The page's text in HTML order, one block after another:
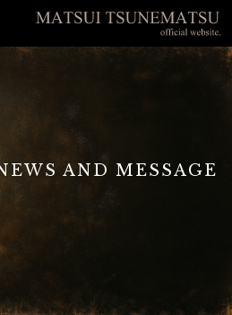
AND MESSAGE